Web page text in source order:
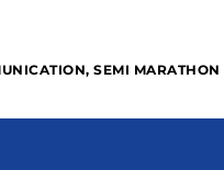
, SEMI MARATHON